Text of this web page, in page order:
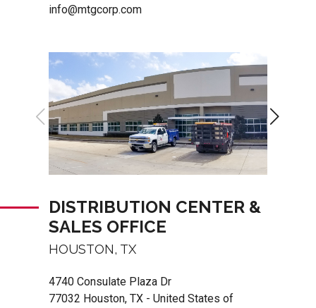
info@mtgcorp.com
DISTRIBUTION CENTER &
SALES OFFICE
HOUSTON, TX
4740 Consulate Plaza Dr
77032 Houston, TX - United States of